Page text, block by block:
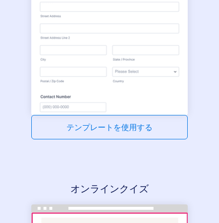
テンプレートを使用する
オンラインクイズ